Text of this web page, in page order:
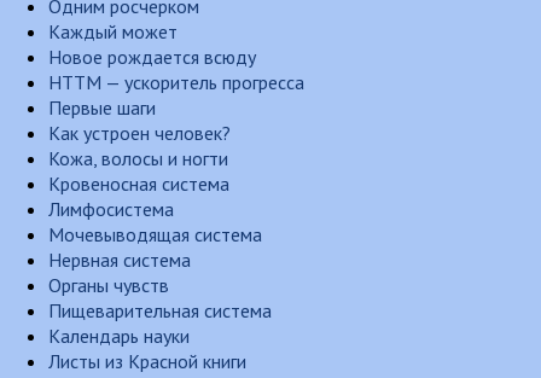
Одним росчерком
Каждый может
Новое рождается всюду
НТТМ — ускоритель прогресса
Первые шаги
Как устроен человек?
Кожа, волосы и ногти
Кровеносная система
Лимфосистема
Мочевыводящая система
Нервная система
Органы чувств
Пищеварительная система
Календарь науки
Листы из Красной книги